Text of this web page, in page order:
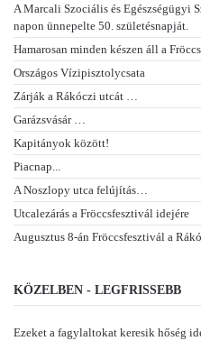
A Marcali Szociális és Egészségügyi
napon ünnepelte 50. születésnapját.
Hamarosan minden készen áll a
Országos Vízipisztolycsata
Zárják a Rákóczi utcát …
Garázsvásár …
Kapitányok között!
Piacnap...
A Noszlopy utca felújítás…
Utcalezárás a Fröccsfesztivál idejére
Augusztus 8-án Fröccsfesztivál a
KÖZELBEN - LEGFRISSEBB
Ezeket a fagylaltokat keresik hőség